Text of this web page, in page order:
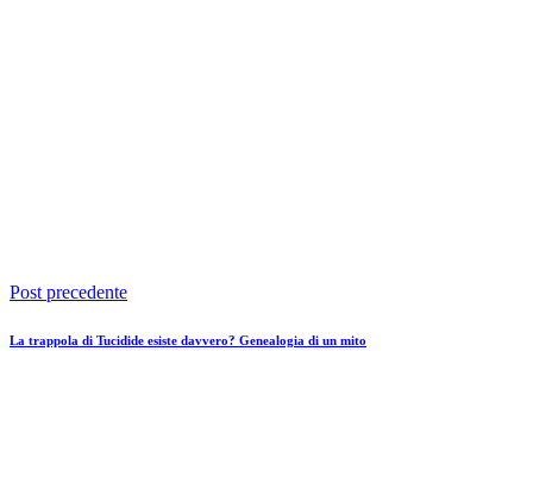
Post precedente
La trappola di Tucidide esiste davvero? Genealogia di un mito